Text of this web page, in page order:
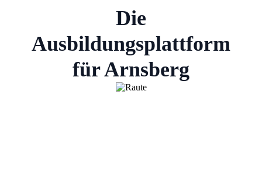
Die
Ausbildungsplattform
für Arnsberg